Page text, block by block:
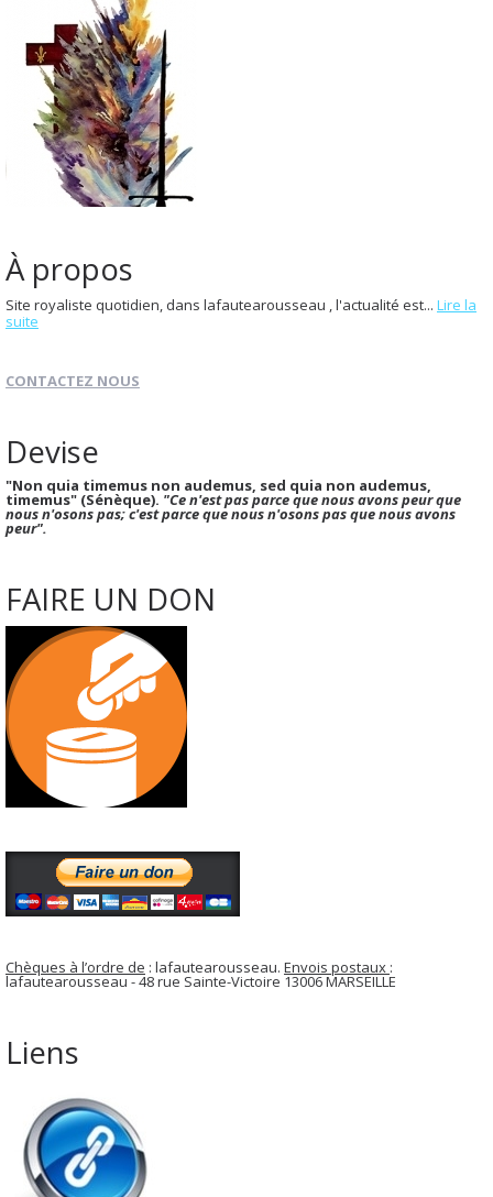
À propos
Site royaliste quotidien, dans lafautearousseau , l'actualité est... Lire la
suite
CONTACTEZ NOUS
Devise
"Non quia timemus non audemus, sed quia non audemus,
timemus" (Sénèque). "Ce n'est pas parce que nous avons peur que
nous n'osons pas; c'est parce que nous n'osons pas que nous avons
peur".
FAIRE UN DON
Chèques à l’ordre de : lafautearousseau. Envois postaux :
lafautearousseau - 48 rue Sainte-Victoire 13006 MARSEILLE
Liens